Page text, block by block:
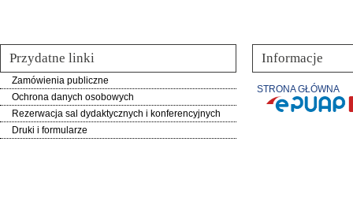
Przydatne linki
Zamówienia publiczne
Ochrona danych osobowych
Rezerwacja sal dydaktycznych i konferencyjnych
Druki i formularze
Informacje
STRONA GŁÓWNA